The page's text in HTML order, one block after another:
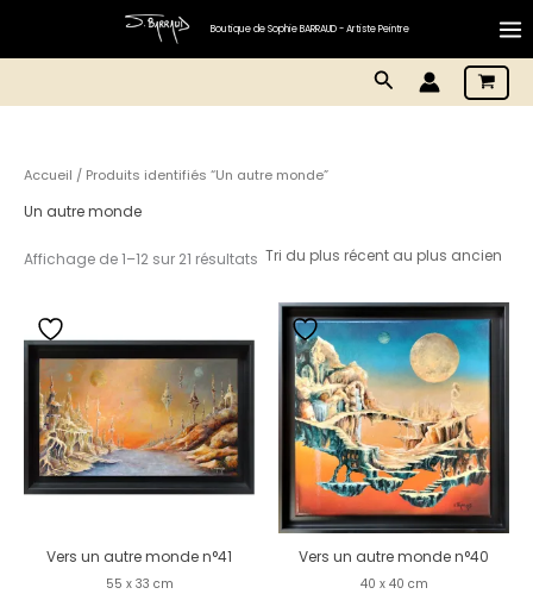
contenu
Boutique de Sophie BARRAUD - Artiste Peintre
Rechercher
Accueil / Produits identifiés “Un autre monde”
Un autre monde
Affichage de 1–12 sur 21 résultats Trié
récent
ancien
Vers un autre monde n°41
55 x 33 cm
Vers un autre monde n°40
40 x 40 cm